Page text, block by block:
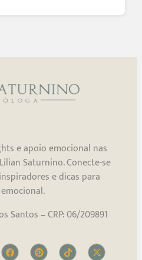
e apoio emocional nas
Lilian Saturnino. Conecte-se
e dicas para
Santos – CRP: 06/209891